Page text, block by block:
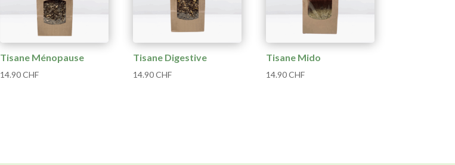
Tisane Ménopause
14.90CHF
Tisane Digestive
14.90CHF
Tisane Mido
14.90CHF